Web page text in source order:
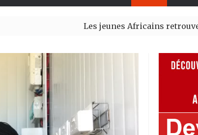
Les jeunes Africains retrouvent